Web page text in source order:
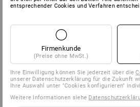
entsprechender Cookies und Verfahren
Firmenkunde
(Preise ohne MwSt.)
Ihre Einwilligung können Sie jederzeit über die
unserer Datenschutzerklärung für die Zukunft
Ihre Auswahl unter "Cookies konfigurieren"
Weitere Informationen siehe